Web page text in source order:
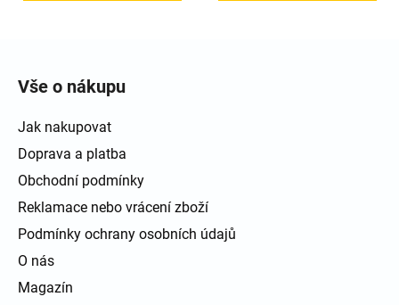
Vše o nákupu
Jak nakupovat
Doprava a platba
Obchodní podmínky
Reklamace nebo vrácení zboží
Podmínky ochrany osobních údajů
O nás
Magazín